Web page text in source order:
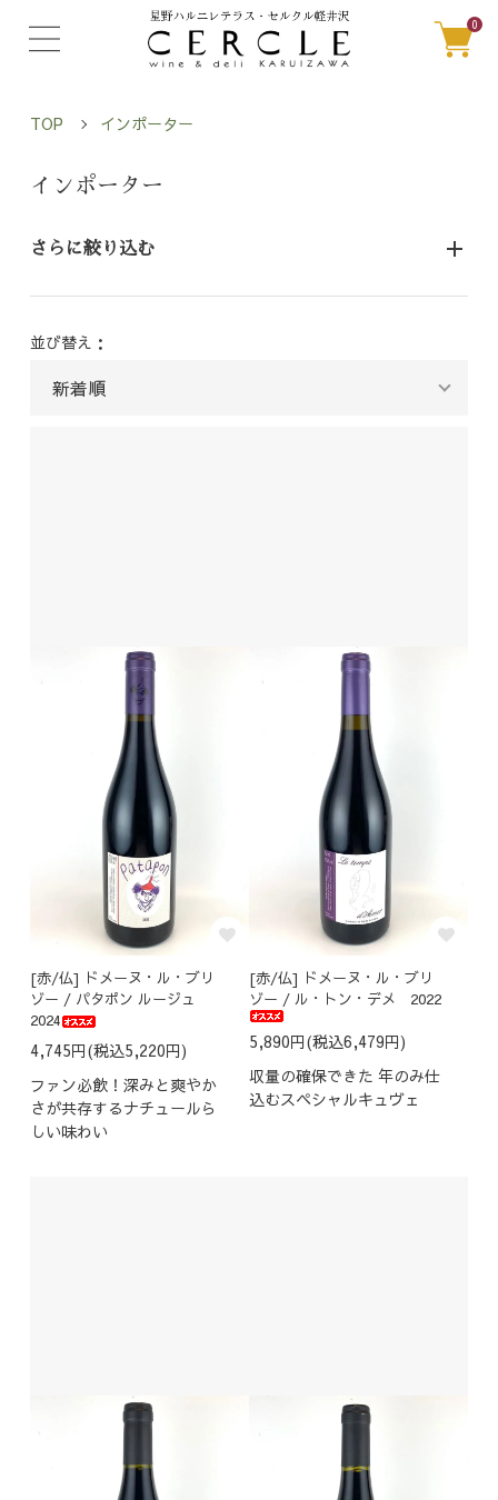
0
TOP インポーター
インポーター
さらに絞り込む
並び替え：
[赤/仏] ドメーヌ・ル・ブリ
ゾー / パタポン ルージュ
2024
4,745円(税込5,220円)
ファン必飲！深みと爽やか
さが共存するナチュールら
しい味わい
[赤/仏] ドメーヌ・ル・ブリ
ゾー / ル・トン・デメ 2022
5,890円(税込6,479円)
収量の確保できた 年のみ仕
込むスペシャルキュヴェ